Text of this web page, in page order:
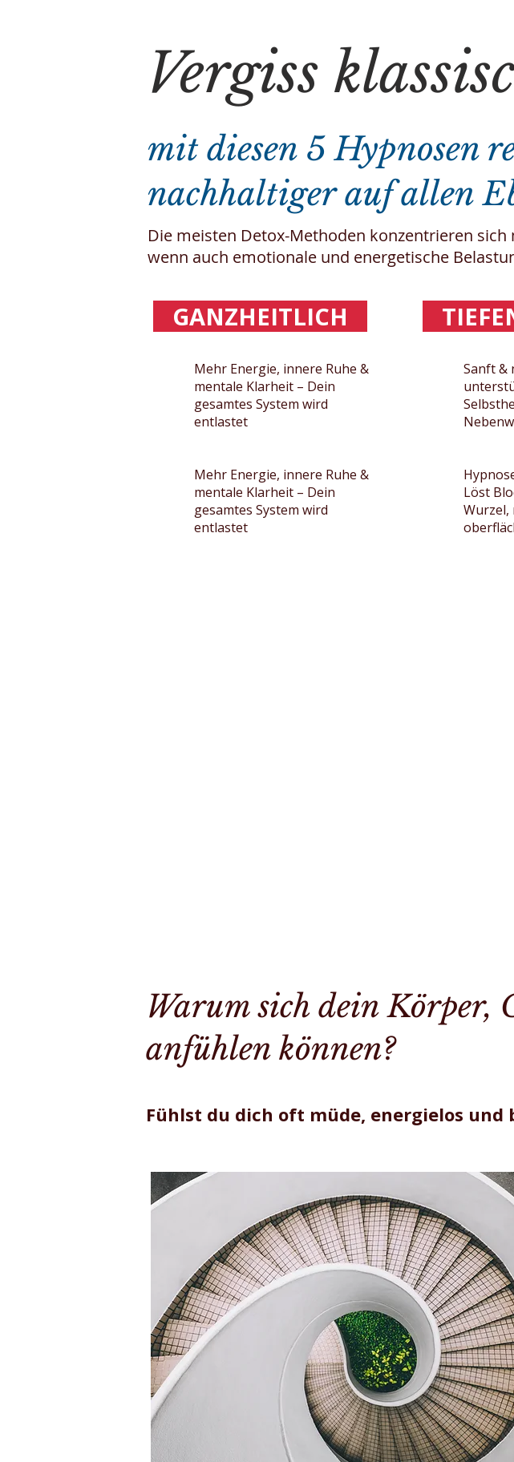
Vergiss
mit diesen 5 Hypnosen
nachhaltiger auf allen
Die meisten Detox-Methoden konzentrieren
wenn auch emotionale und energetische
GANZHEITLICH
Mehr Energie, innere Ruhe &
mentale Klarheit – Dein
gesamtes System wird
entlastet
Mehr Energie, innere Ruhe &
mentale Klarheit – Dein
gesamtes System wird
entlastet
Sanft &
Löst
Wurzel,
Warum sich dein Körper,
anfühlen können?
Fühlst du dich oft müde, energielos und